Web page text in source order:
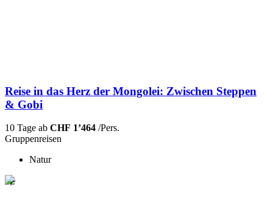
Reise in das Herz der Mongolei: Zwischen Steppen
& Gobi
10 Tage ab CHF 1’464 /Pers.
Gruppenreisen
Natur